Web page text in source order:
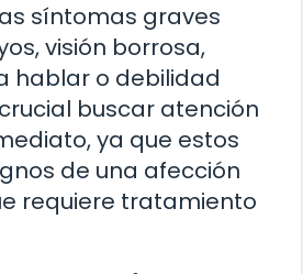
síntomas graves
visión borrosa,
hablar o debilidad
buscar atención
ya que estos
de una afección
requiere tratamiento